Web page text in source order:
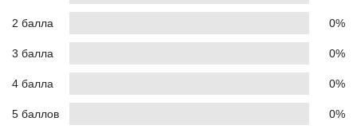
2 балла 0%
3 балла 0%
4 балла 0%
5 баллов 0%